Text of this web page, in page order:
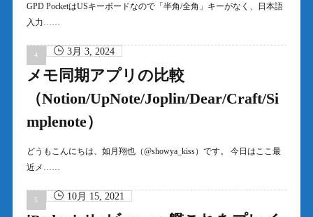
GPD PocketはUSキーボードなので「半角/全角」キーがなく、日本語
入力……
3月 3, 2024
メモ同期アプリの比較
（Notion/UpNote/Joplin/Dear/Craft/Si
mplenote）
どうもこんにちは、如月翔也（@showya_kiss）です。 今日はここ最
近メ……
10月 15, 2021